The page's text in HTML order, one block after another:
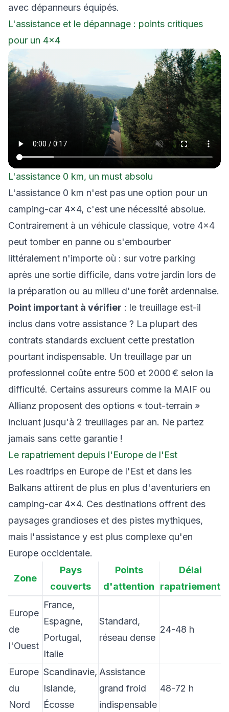
avec dépanneurs équipés.
L'assistance et le dépannage : points critiques
pour un 4×4
L'assistance 0 km, un must absolu
L'assistance 0 km n'est pas une option pour un
camping-car 4×4, c'est une nécessité absolue.
Contrairement à un véhicule classique, votre 4×4
peut tomber en panne ou s'embourber
littéralement n'importe où : sur votre parking
après une sortie difficile, dans votre jardin lors de
la préparation ou au milieu d'une forêt ardennaise.
Point important à vérifier : le treuillage est-il
inclus dans votre assistance ? La plupart des
contrats standards excluent cette prestation
pourtant indispensable. Un treuillage par un
professionnel coûte entre 500 et 2000 € selon la
difficulté. Certains assureurs comme la MAIF ou
Allianz proposent des options « tout-terrain »
incluant jusqu'à 2 treuillages par an. Ne partez
jamais sans cette garantie !
Le rapatriement depuis l'Europe de l'Est
Les roadtrips en Europe de l'Est et dans les
Balkans attirent de plus en plus d'aventuriers en
camping-car 4×4. Ces destinations offrent des
paysages grandioses et des pistes mythiques,
mais l'assistance y est plus complexe qu'en
Europe occidentale.
Zone
Pays
couverts
Points
d'attention
Délai
rapatriement
Europe
de
l'Ouest
France,
Espagne,
Portugal,
Italie
Standard,
réseau dense
24-48 h
Europe
du
Nord
Scandinavie,
Islande,
Écosse
Assistance
grand froid
indispensable
48-72 h